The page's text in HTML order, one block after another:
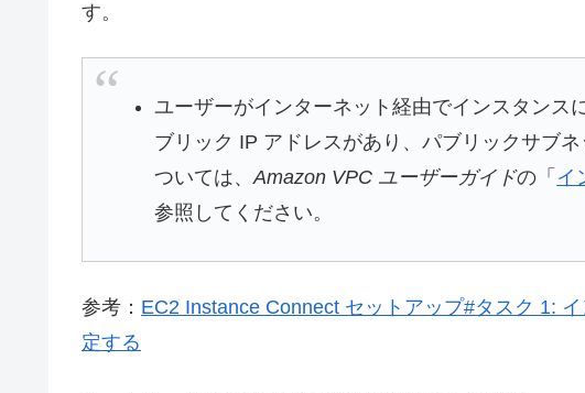
す。
ユーザーがインターネット経由でインスタンス
ブリック IP アドレスがあり、パブリックサブ
ついては、Amazon VPC ユーザーガイドの「 イ
参照してください。
参考： EC2 Instance Connect セットアップ#タスク 1:
定する